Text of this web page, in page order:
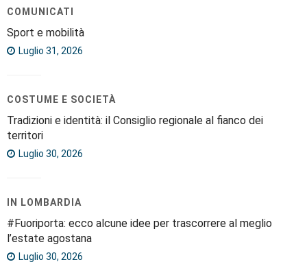
COMUNICATI
Sport e mobilità
Luglio 31, 2026
COSTUME E SOCIETÀ
Tradizioni e identità: il Consiglio regionale al fianco dei
territori
Luglio 30, 2026
IN LOMBARDIA
#Fuoriporta: ecco alcune idee per trascorrere al meglio
l’estate agostana
Luglio 30, 2026